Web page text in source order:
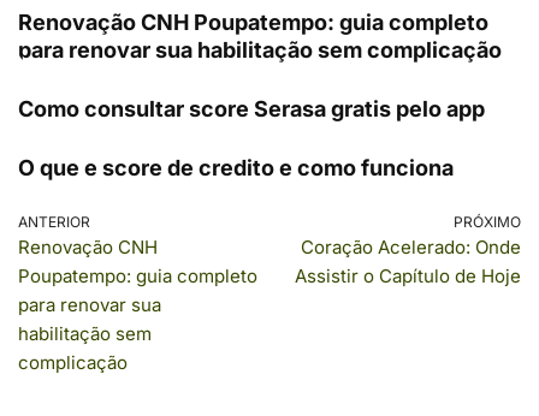
Renovação CNH Poupatempo: guia completo
para renovar sua habilitação sem complicação
Como consultar score Serasa gratis pelo app
O que e score de credito e como funciona
ANTERIOR
Renovação CNH
Poupatempo: guia completo
para renovar sua
habilitação sem
complicação
PRÓXIMO
Coração Acelerado: Onde
Assistir o Capítulo de Hoje